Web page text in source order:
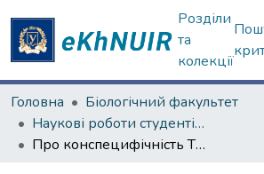
Розділи
та
колекції
Головна
Біологічний факультет
Наукові роботи студентів та аспірантів. Біологічний факультет
Про конспецифічність Thyrostroma tiliae та Stegonsporium compactum var. tiliae